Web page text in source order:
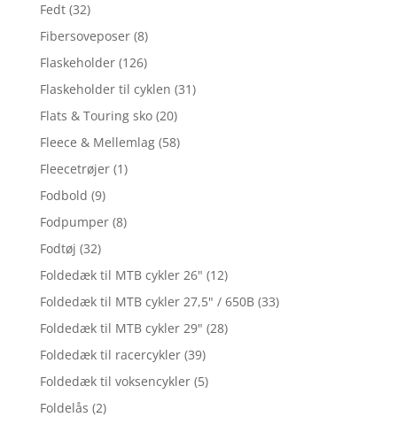
Fedt (32)
Fibersoveposer (8)
Flaskeholder (126)
Flaskeholder til cyklen (31)
Flats & Touring sko (20)
Fleece & Mellemlag (58)
Fleecetrøjer (1)
Fodbold (9)
Fodpumper (8)
Fodtøj (32)
Foldedæk til MTB cykler 26" (12)
Foldedæk til MTB cykler 27,5" / 650B (33)
Foldedæk til MTB cykler 29" (28)
Foldedæk til racercykler (39)
Foldedæk til voksencykler (5)
Foldelås (2)